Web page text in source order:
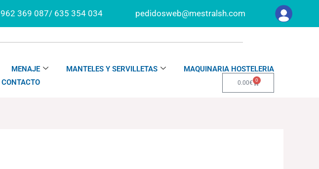
962 369 087/ 635 354 034 pedidosweb@mestralsh.com
MENAJE MANTELES Y SERVILLETAS
MAQUINARIA HOSTELERIA
CONTACTO 0.00€ 0
Carrito